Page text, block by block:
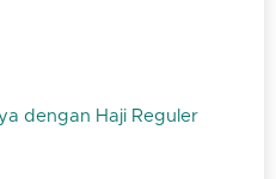
dengan Haji Reguler